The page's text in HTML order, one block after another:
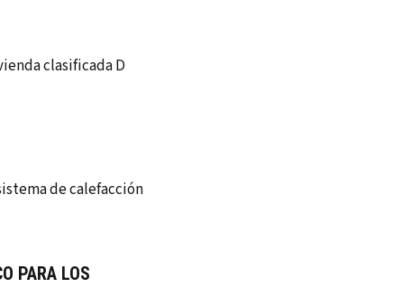
clasificada D
de calefacción
PARA LOS